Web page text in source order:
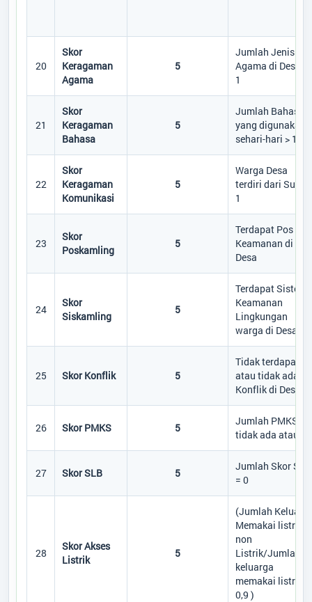
20
Skor
Keragaman
Agama
5
Jumlah Jenis
Agama di Desa >
1
21
Skor
Keragaman
Bahasa
5
Jumlah Bahasa
yang digunakan
sehari-hari > 1
22
Skor
Keragaman
Komunikasi
5
Warga Desa
terdiri dari Suku >
1
23
Skor
Poskamling
5
Terdapat Pos
Keamanan di
Desa
24
Skor
Siskamling
5
Terdapat Sistem
Keamanan
Lingkungan
warga di Desa
25 Skor Konflik 5
Tidak terdapat
atau tidak ada
Konflik di Desa
26 Skor PMKS 5
Jumlah PMKS
tidak ada atau 0
27 Skor SLB 5
Jumlah Skor SLB
= 0
28
Skor Akses
Listrik
5
(Jumlah
Memakai listrik +
non
Listrik/Jumlah
keluarga
memakai listrik)
0,9 )